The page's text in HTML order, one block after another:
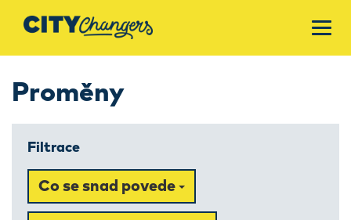
Proměny
Filtrace
Co se snad povede